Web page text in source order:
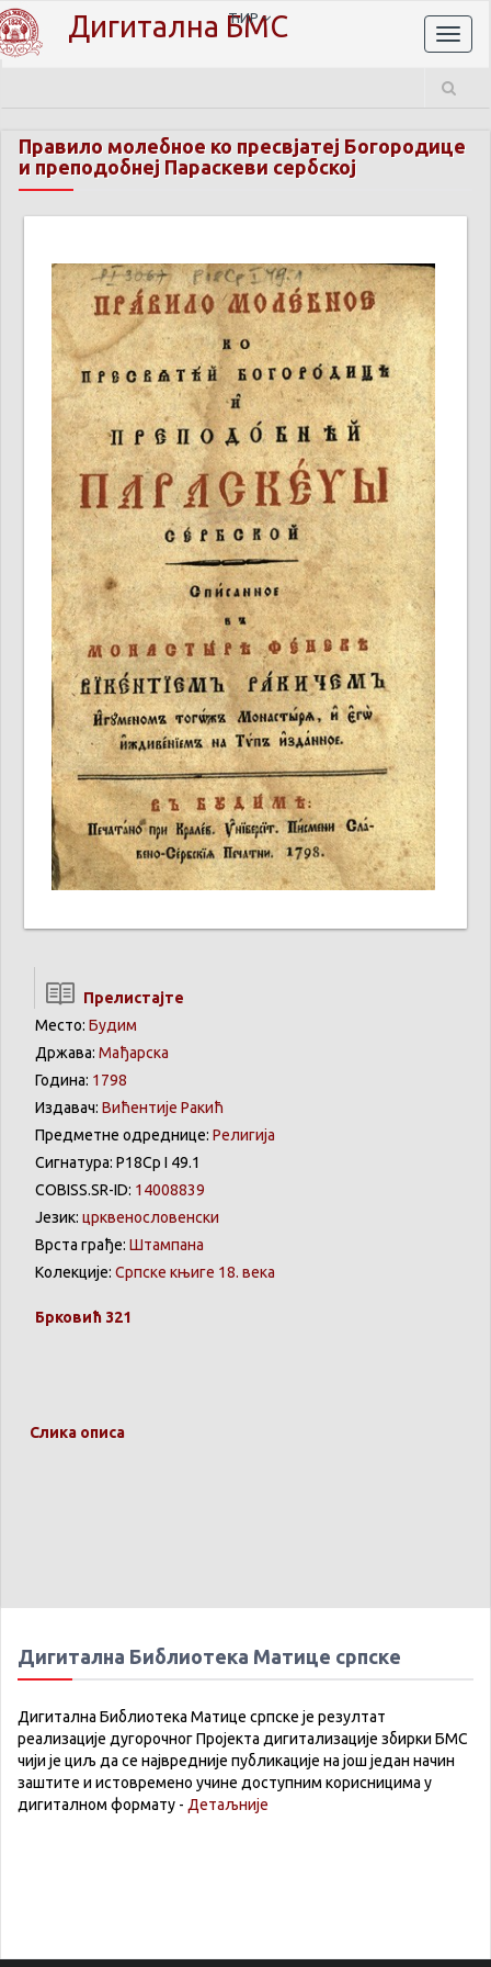
Дигитална БМС
ЋИР
Правило молебное ко пресвјатеј Богородице
и преподобнеј Параскеви сербској
Прелистајте
Место: Будим
Држава: Мађарска
Година: 1798
Издавач: Вићентије Ракић
Предметне одреднице: Религија
Сигнатура: Р18Ср I 49.1
COBISS.SR-ID: 14008839
Језик: црквенословенски
Врста грађе: Штампана
Колекције: Српске књиге 18. века
Брковић 321
Слика описа
Дигитална Библиотека Матице српске
Дигитална Библиотека Матице српске је резултат
реализације дугорочног Пројекта дигитализације збирки БМС
чији је циљ да се највредније публикације на још један начин
заштите и истовремено учине доступним корисницима у
дигиталном формату - Детаљније